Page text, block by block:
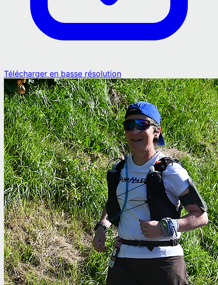
Télécharger en basse résolution